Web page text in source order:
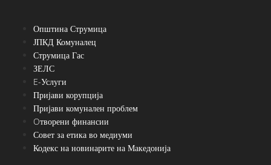
Општина Струмица
ЈПКД Комуналец
Струмица Гас
ЗЕЛС
E-Услуги
Пријави корупција
Пријави комунален проблем
Oтворени финансии
Совет за етика во медиуми
Кодекс на новинарите на Македонија